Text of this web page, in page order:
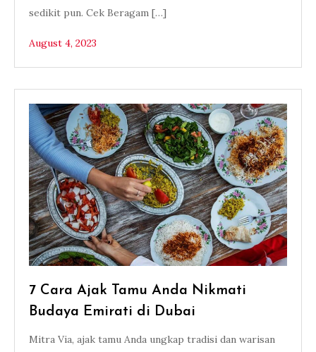
sedikit pun. Cek Beragam […]
August 4, 2023
7 Cara Ajak Tamu Anda Nikmati
Budaya Emirati di Dubai
Mitra Via, ajak tamu Anda ungkap tradisi dan warisan